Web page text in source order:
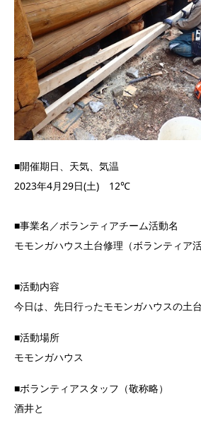
■開催期日、天気、気温
2023年4月29日(土) 12℃
■事業名／ボランティアチーム活動名
モモンガハウス土台修理（ボランティア活
■活動内容
今日は、先日行ったモモンガハウスの土
■活動場所
モモンガハウス
■ボランティアスタッフ（敬称略）
酒井と